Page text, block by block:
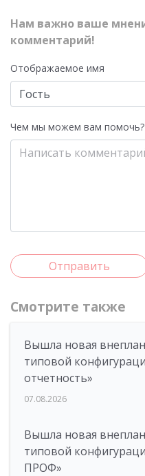
Нам важно ваше
комментарий!
Отображаемое имя
Чем мы можем вам помочь?
Отправить
Смотрите также
Вышла новая
типовой
отчетность»
07.08.2026
Вышла новая
типовой
ПРОФ»